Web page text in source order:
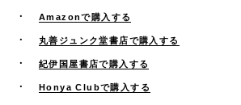
Amazonで購入する
丸善ジュンク堂書店で購入する
紀伊国屋書店で購入する
Honya Clubで購入する